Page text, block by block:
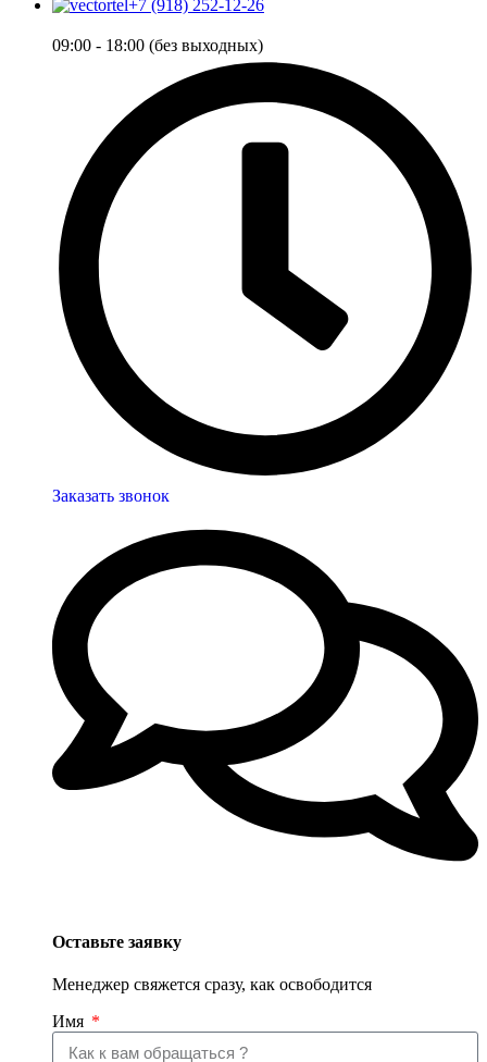
+7 (918) 252-12-26
09:00 - 18:00 (без выходных)
Заказать звонок
Оставьте заявку
Менеджер свяжется сразу, как освободится
Имя